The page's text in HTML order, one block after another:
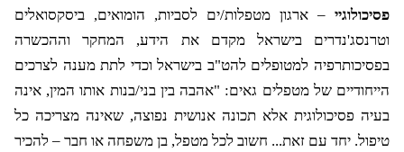
פסיכולוגיי – ארגון מטפלות/ים לסביות, הומואים, ביסקסואלים
וטרנסג'נדרים בישראל מקדם את הידע, המחקר וההכשרה
בפסיכותרפיה למטופלים להט"ב בישראל וכדי לתת מענה לצרכים
הייחודיים של מטפלים גאים: "אהבה בין בני/בנות אותו המין, אינה
בעיה פסיכולוגית אלא תכונה אנושית נפוצה, שאינה מצריכה כל
טיפול. יחד עם זאת... חשוב לכל מטפל, בן משפחה או חבר – להכיר